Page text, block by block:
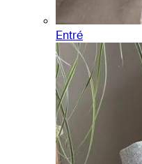
Entré